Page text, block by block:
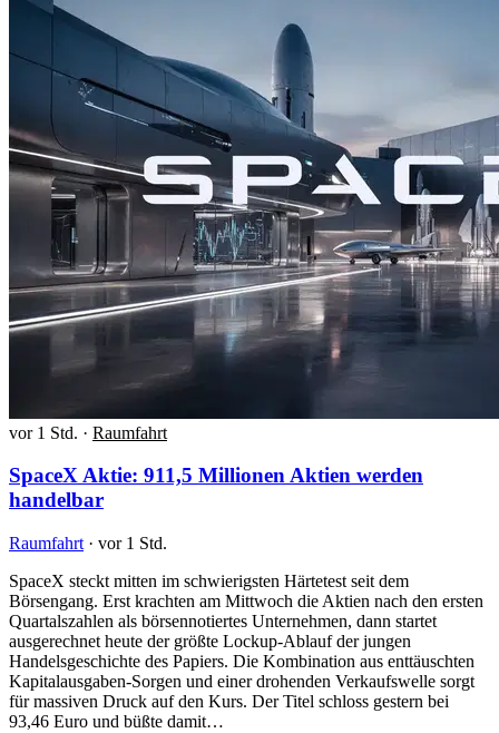
vor 1 Std. · Raumfahrt
SpaceX Aktie: 911,5 Millionen Aktien werden
handelbar
Raumfahrt · vor 1 Std.
SpaceX steckt mitten im schwierigsten Härtetest seit dem
Börsengang. Erst krachten am Mittwoch die Aktien nach den ersten
Quartalszahlen als börsennotiertes Unternehmen, dann startet
ausgerechnet heute der größte Lockup-Ablauf der jungen
Handelsgeschichte des Papiers. Die Kombination aus enttäuschten
Kapitalausgaben-Sorgen und einer drohenden Verkaufswelle sorgt
für massiven Druck auf den Kurs. Der Titel schloss gestern bei
93,46 Euro und büßte damit…